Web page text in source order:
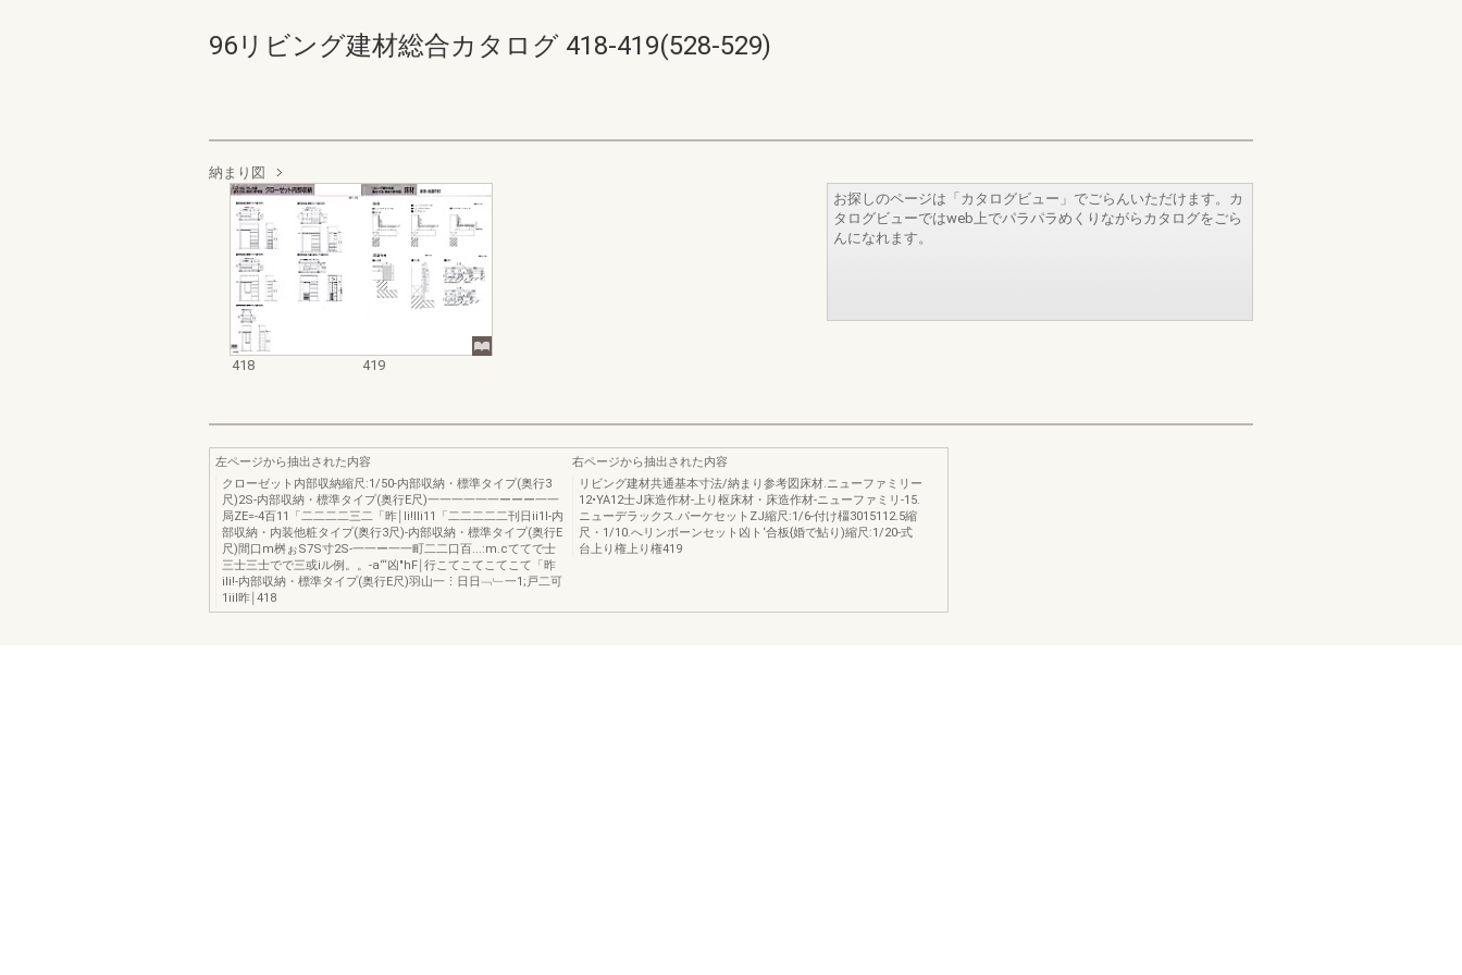
96リビング建材総合カタログ 418-419(528-529)
納まり図
418 419
お探しのページは「カタログビュー」でごらんいただけます。カ
タログビューではweb上でパラパラめくりながらカタログをごら
んになれます。
左ページから抽出された内容
クローゼット内部収納縮尺:1/50-内部収納・標準タイプ(奥行3
尺)2S-内部収納・標準タイプ(奥行E尺)一一一一一一ーーー一一
局ZE=-4百11「二二二二三二「昨￨li!lli11「二二二二二刊日ii1l-内
部収納・内装他粧タイプ(奥行3尺)-内部収納・標準タイプ(奥行E
尺)間口m桝ぉS7S寸2S-一一ー一一町二二口百...:m.cててで士
三士三士でで三或iル例。。-a“‘凶"hF￨行こてこてこてこて「昨
ili!-内部収納・標準タイプ(奥行E尺)羽山一⋮日日﹁﹂一1;戸二可
1iil昨￨418
右ページから抽出された内容
リビング建材共通基本寸法/納まり参考図床材.ニューファミリー
12•YA12士J床造作材-上り枢床材・床造作材-ニューファミリ-15.
ニューデラックス.パーケセットZJ縮尺:1/6-付け橿3015112.5縮
尺・1/10.へリンボーンセット凶ト‘合板{婚で鮎り)縮尺:1/20-式
台上り権上り権419